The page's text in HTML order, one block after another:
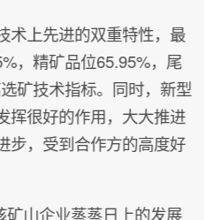
术上先进的双重特性，最
，精矿品位65.95%，尾
矿技术指标。同时，新型
挥很好的作用，大大推进
步，受到合作方的高度好
山企业蒸蒸日上的发展